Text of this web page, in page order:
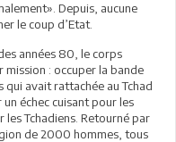
Depuis, aucune
le coup d’Etat.
années 80, le corps
mission : occuper la bande
qui avait rattachée au Tchad
échec cuisant pour les
Tchadiens. Retourné par
de 2000 hommes, tous